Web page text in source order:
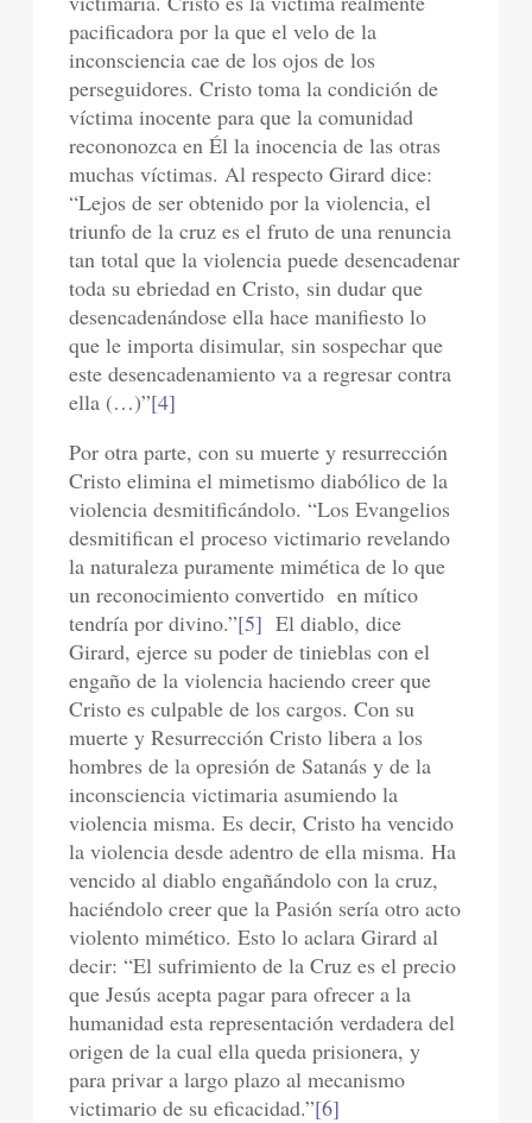
pacificadora por la que el velo de la
inconsciencia cae de los ojos de los
perseguidores. Cristo toma la condición de
víctima inocente para que la comunidad
recononozca en Él la inocencia de las otras
muchas víctimas. Al respecto Girard dice:
“Lejos de ser obtenido por la violencia, el
triunfo de la cruz es el fruto de una renuncia
tan total que la violencia puede desencadenar
toda su ebriedad en Cristo, sin dudar que
desencadenándose ella hace manifiesto lo
que le importa disimular, sin sospechar que
este desencadenamiento va a regresar contra
ella (…)”[4]
Por otra parte, con su muerte y resurrección
Cristo elimina el mimetismo diabólico de la
violencia desmitificándolo. “Los Evangelios
desmitifican el proceso victimario revelando
la naturaleza puramente mimética de lo que
un reconocimiento convertido en mítico
tendría por divino.”[5] El diablo, dice
Girard, ejerce su poder de tinieblas con el
engaño de la violencia haciendo creer que
Cristo es culpable de los cargos. Con su
muerte y Resurrección Cristo libera a los
hombres de la opresión de Satanás y de la
inconsciencia victimaria asumiendo la
violencia misma. Es decir, Cristo ha vencido
la violencia desde adentro de ella misma. Ha
vencido al diablo engañándolo con la cruz,
haciéndolo creer que la Pasión sería otro acto
violento mimético. Esto lo aclara Girard al
decir: “El sufrimiento de la Cruz es el precio
que Jesús acepta pagar para ofrecer a la
humanidad esta representación verdadera del
origen de la cual ella queda prisionera, y
para privar a largo plazo al mecanismo
victimario de su eficacidad.”[6]